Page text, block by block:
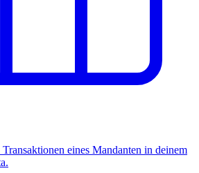
eines Mandanten in deinem